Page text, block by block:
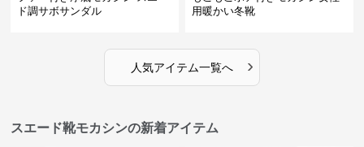
ド調サボサンダル
用暖かい冬靴
人気アイテム一覧へ ›
スエード靴モカシンの新着アイテム